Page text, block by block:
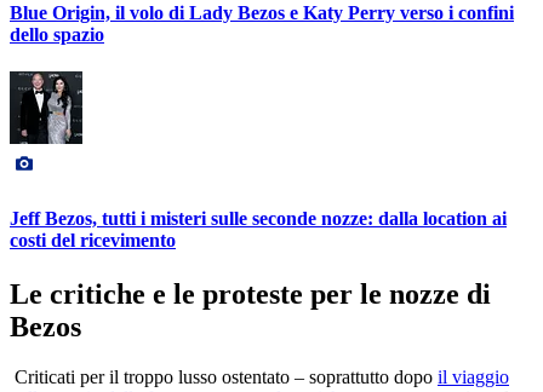
Blue Origin, il volo di Lady Bezos e Katy Perry verso i confini
dello spazio
Jeff Bezos, tutti i misteri sulle seconde nozze: dalla location ai
costi del ricevimento
Le critiche e le proteste per le nozze di
Bezos
Criticati per il troppo lusso ostentato – soprattutto dopo il viaggio